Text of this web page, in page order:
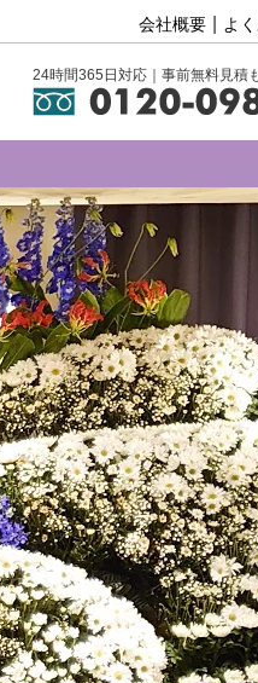
よ
会社概要
24時間365日対応｜事前無料見積